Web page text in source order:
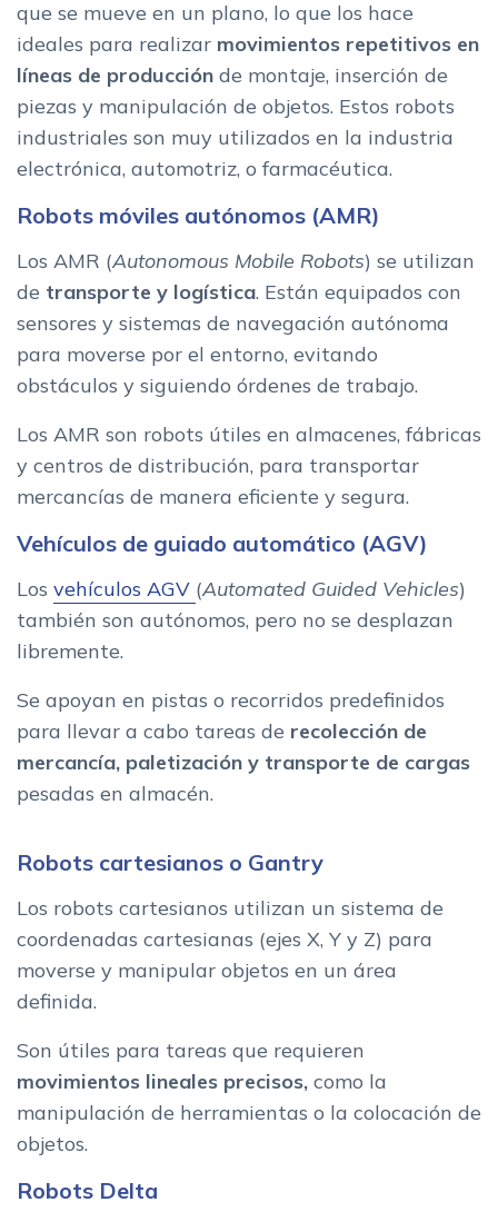
que se mueve en un plano, lo que los hace
ideales para realizar movimientos repetitivos en
líneas de producción de montaje, inserción de
piezas y manipulación de objetos. Estos robots
industriales son muy utilizados en la industria
electrónica, automotriz, o farmacéutica.
Robots móviles autónomos (AMR)
Los AMR (Autonomous Mobile Robots) se utilizan
de transporte y logística. Están equipados con
sensores y sistemas de navegación autónoma
para moverse por el entorno, evitando
obstáculos y siguiendo órdenes de trabajo.
Los AMR son robots útiles en almacenes, fábricas
y centros de distribución, para transportar
mercancías de manera eficiente y segura.
Vehículos de guiado automático (AGV)
Los vehículos AGV (Automated Guided Vehicles)
también son autónomos, pero no se desplazan
libremente.
Se apoyan en pistas o recorridos predefinidos
para llevar a cabo tareas de recolección de
mercancía, paletización y transporte de cargas
pesadas en almacén.
Robots cartesianos o Gantry
Los robots cartesianos utilizan un sistema de
coordenadas cartesianas (ejes X, Y y Z) para
moverse y manipular objetos en un área
definida.
Son útiles para tareas que requieren
movimientos lineales precisos, como la
manipulación de herramientas o la colocación de
objetos.
Robots Delta